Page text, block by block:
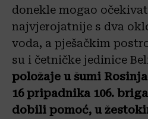
donekle mogao
najvjerojatnije s dva
voda, a pješačkim
su i četničke jedinice
položaje u šumi
16 pripadnika 106.
dobili pomoć, u